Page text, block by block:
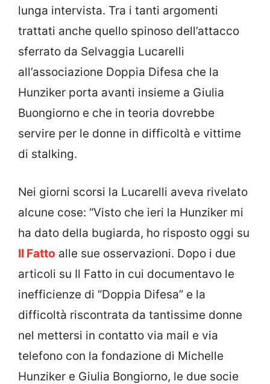
lunga intervista. Tra i tanti argomenti
trattati anche quello spinoso dell’attacco
sferrato da Selvaggia Lucarelli
all’associazione Doppia Difesa che la
Hunziker porta avanti insieme a Giulia
Buongiorno e che in teoria dovrebbe
servire per le donne in difficoltà e vittime
di stalking.
Nei giorni scorsi la Lucarelli aveva rivelato
alcune cose: “Visto che ieri la Hunziker mi
ha dato della bugiarda, ho risposto oggi su
Il Fatto alle sue osservazioni. Dopo i due
articoli su Il Fatto in cui documentavo le
inefficienze di “Doppia Difesa” e la
difficoltà riscontrata da tantissime donne
nel mettersi in contatto via mail e via
telefono con la fondazione di Michelle
Hunziker e Giulia Bongiorno, le due socie